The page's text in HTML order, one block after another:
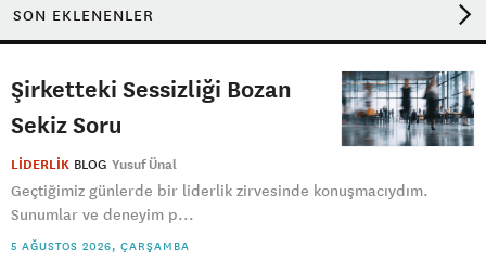
SON EKLENENLER
Şirketteki Sessizliği Bozan
Sekiz Soru
LİDERLİK BLOG Yusuf Ünal
Geçtiğimiz günlerde bir liderlik zirvesinde konuşmacıydım.
Sunumlar ve deneyim p...
5 AĞUSTOS 2026, ÇARŞAMBA